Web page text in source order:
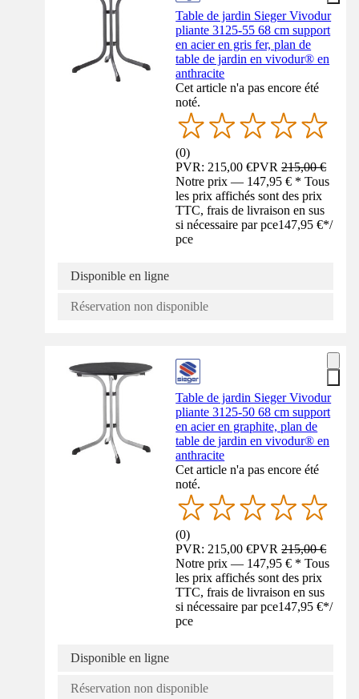
Table de jardin Sieger Vivodur
pliante 3125-55 68 cm support
en acier en gris fer, plan de
table de jardin en vivodur® en
anthracite
Cet article n'a pas encore été
noté.
(0)
PVR: 215,00 €PVR215,00 €
Notre prix — 147,95 € * Tous
les prix affichés sont des prix
TTC, frais de livraison en sus
si nécessaire par pce147,95 €*/
pce
Disponible en ligne
Réservation non disponible
Table de jardin Sieger Vivodur
pliante 3125-50 68 cm support
en acier en graphite, plan de
table de jardin en vivodur® en
anthracite
Cet article n'a pas encore été
noté.
(0)
PVR: 215,00 €PVR215,00 €
Notre prix — 147,95 € * Tous
les prix affichés sont des prix
TTC, frais de livraison en sus
si nécessaire par pce147,95 €*/
pce
Disponible en ligne
Réservation non disponible